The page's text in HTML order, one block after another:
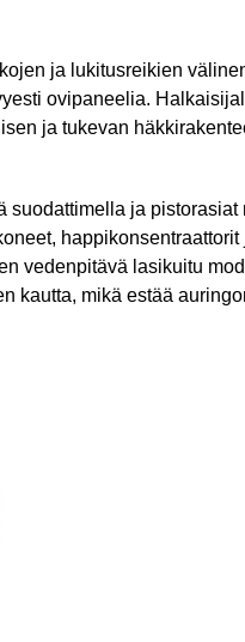
ja lukitusreikien
ovipaneelia.
ja tukevan
ja
vedenpitävä lasikuitu
kautta, mikä estää